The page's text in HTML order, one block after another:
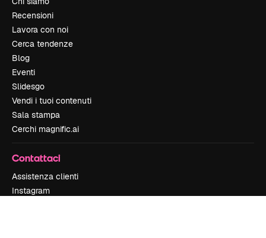
Recensioni
Lavora con noi
Cerca tendenze
Blog
Eventi
Slidesgo
Vendi i tuoi contenuti
Sala stampa
Cerchi magnific.ai
Contattaci
Assistenza clienti
Instagram